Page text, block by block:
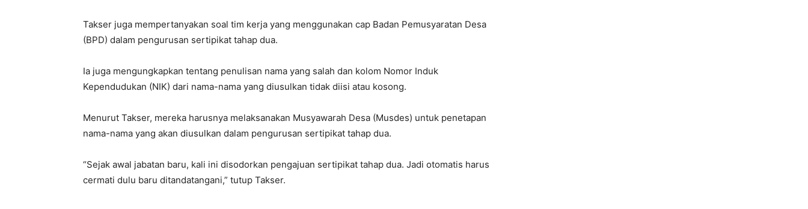
Takser juga mempertanyakan soal tim kerja yang menggunakan cap Badan Pemusyaratan Desa
(BPD) dalam pengurusan sertipikat tahap dua.
Ia juga mengungkapkan tentang penulisan nama yang salah dan kolom Nomor Induk
Kependudukan (NIK) dari nama-nama yang diusulkan tidak diisi atau kosong.
Menurut Takser, mereka harusnya melaksanakan Musyawarah Desa (Musdes) untuk penetapan
nama-nama yang akan diusulkan dalam pengurusan sertipikat tahap dua.
“Sejak awal jabatan baru, kali ini disodorkan pengajuan sertipikat tahap dua. Jadi otomatis harus
cermati dulu baru ditandatangani,” tutup Takser.